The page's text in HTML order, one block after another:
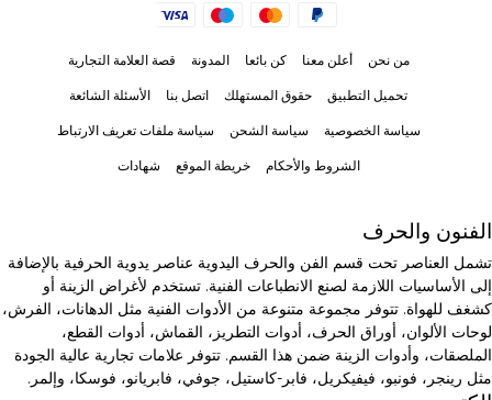
من نحن أعلن معنا كن بائعا المدونة قصة العلامة التجارية
تحميل التطبيق حقوق المستهلك اتصل بنا الأسئلة الشائعة
سياسة الخصوصية سياسة الشحن سياسة ملفات تعريف الارتباط
الشروط والأحكام خريطة الموقع شهادات
الفنون والحرف
تشمل العناصر تحت قسم الفن والحرف اليدوية عناصر يدوية الحرفية بالإضافة
إلى الأساسيات اللازمة لصنع الانطباعات الفنية. تستخدم لأغراض الزينة أو
كشغف للهواة. تتوفر مجموعة متنوعة من الأدوات الفنية مثل الدهانات، الفرش،
لوحات الألوان، أوراق الحرف، أدوات التطريز، القماش، أدوات القطع،
الملصقات، وأدوات الزينة ضمن هذا القسم. تتوفر علامات تجارية عالية الجودة
مثل رينجر، فونبو، فيفيكريل، فابر-كاستيل، جوفي، فابريانو، فوسكا، وإلمر.